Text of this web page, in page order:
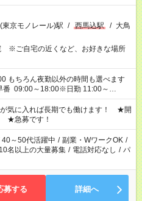
京モノレール)駅 / 西馬込駅 / 大鳥
※ご自宅の近くなど、お好きな場所
もちろん夜勤以外の時間も選べます
番 09:00～18:00※日勤 11:00～
・選べる施設もあるので、ご希望が
フト制。勤務地により実働時間が異
お休みが必要な場合も遠慮なくご相談
気に入れば長期でも働けます！ ★開
★急募です！
40～50代活躍中 / 副業・WワークOK /
10名以上の大量募集 / 電話対応なし / パ
募する 詳細へ